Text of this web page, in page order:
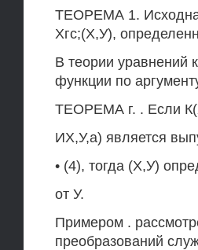
ТЕОРЕМА 1.
Хгс;(Х,У),
В теории уравнений
функции по
ТЕОРЕМА г. . Если
ИХ,У,а) является
• (4), тогда (X,У)
от У.
Примером .
преобразований